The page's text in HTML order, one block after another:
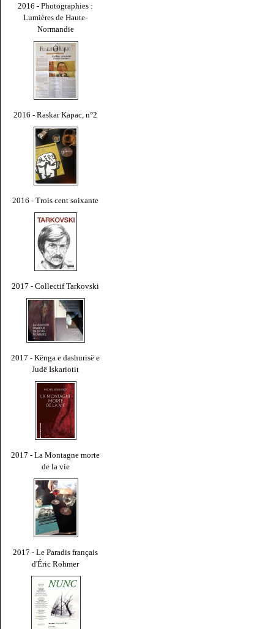
2016 - Photographies :
Lumières de Haute-
Normandie
2016 - Raskar Kapac, n°2
2016 - Trois cent soixante
2017 - Collectif Tarkovski
2017 - Kënga e dashurisë e
Judë Iskariotit
2017 - La Montagne morte
de la vie
2017 - Le Paradis français
d'Éric Rohmer